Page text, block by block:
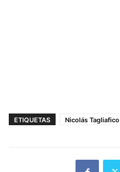
ETIQUETAS Nicolás Tagliafico